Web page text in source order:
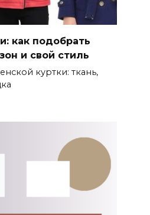
как подобрать
и свой стиль
куртки: ткань,